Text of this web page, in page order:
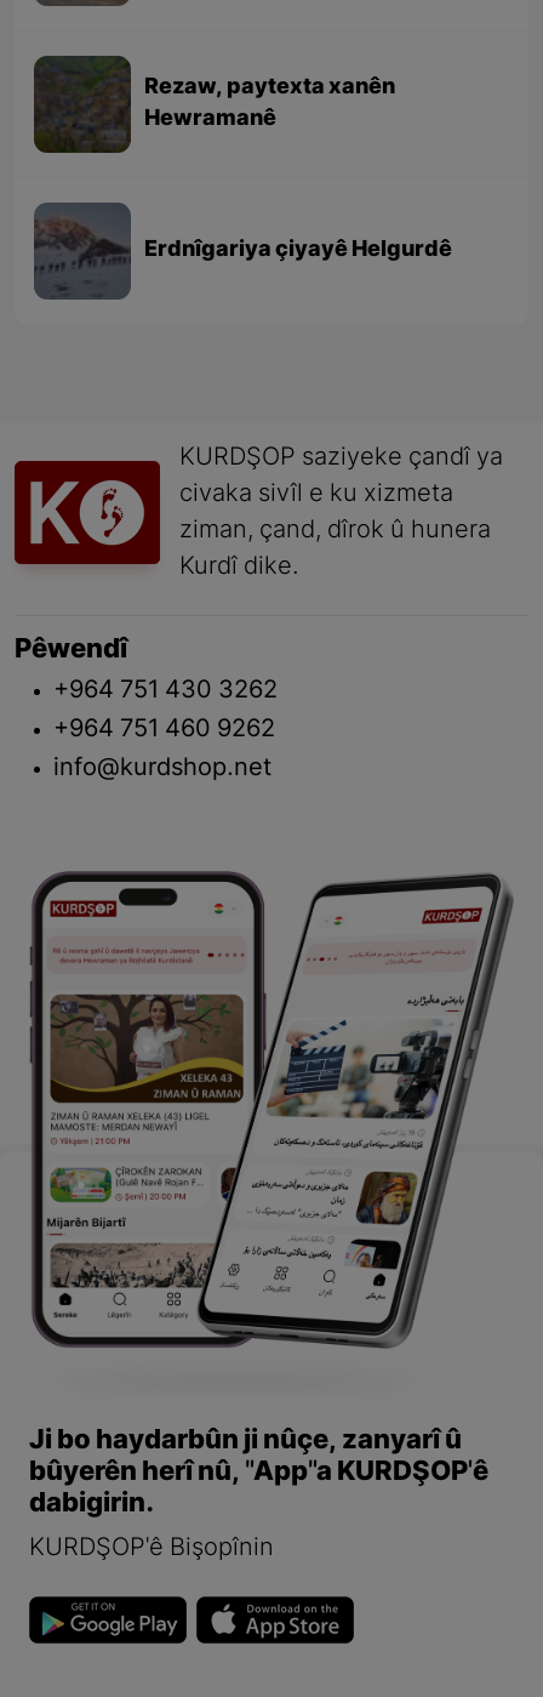
Rezaw, paytexta xanên
Hewramanê
Erdnîgariya çiyayê Helgurdê
KURDŞOP saziyeke çandî ya
civaka sivîl e ku xizmeta
ziman, çand, dîrok û hunera
Kurdî dike.
Pêwendî
+964 751 430 3262
+964 751 460 9262
info@kurdshop.net
Ji bo haydarbûn ji nûçe, zanyarî û
bûyerên herî nû, "App"a KURDŞOP'ê
dabigirin.
KURDŞOP'ê Bişopînin